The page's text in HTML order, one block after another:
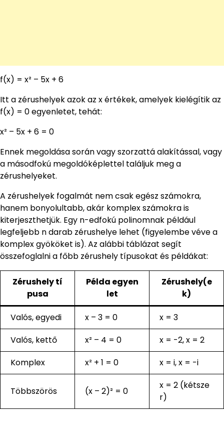
f(x) = x² – 5x + 6
Itt a zérushelyek azok az x értékek, amelyek kielégítik az
f(x) = 0 egyenletet, tehát:
x² – 5x + 6 = 0
Ennek megoldása során vagy szorzattá alakítással, vagy
a másodfokú megoldóképlettel találjuk meg a
zérushelyeket.
A zérushelyek fogalmát nem csak egész számokra,
hanem bonyolultabb, akár komplex számokra is
kiterjeszthetjük. Egy n-edfokú polinomnak például
legfeljebb n darab zérushelye lehet (figyelembe véve a
komplex gyököket is). Az alábbi táblázat segít
összefoglalni a főbb zérushely típusokat és példákat:
Zérushely tí
pusa
Példa egyen
let
Zérushely(e
k)
Valós, egyedi x – 3 = 0
x = 3
Valós, kettő
x² – 4 = 0
x = -2, x = 2
Komplex
x² + 1 = 0 x = i, x = -i
Többszörös (x – 2)² = 0
x = 2 (kétsze
r)